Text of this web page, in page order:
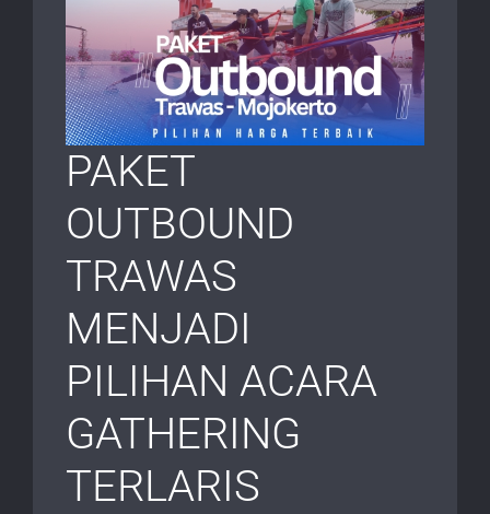
PAKET
OUTBOUND
TRAWAS
MENJADI
PILIHAN ACARA
GATHERING
TERLARIS